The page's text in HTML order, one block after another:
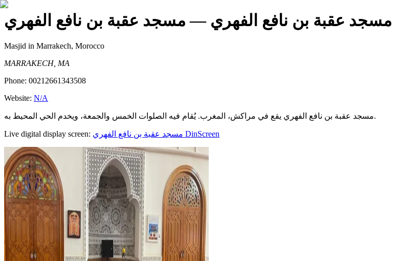
مسجد عقبة بن نافع الفهري — مسجد عقبة بن نافع الفهري
Masjid in Marrakech, Morocco
MARRAKECH, MA
Phone: 00212661343508
Website: N/A
مسجد عقبة بن نافع الفهري يقع في مراكش، المغرب. يُقام فيه الصلوات الخمس والجمعة، ويخدم الحي المحيط به.
Live digital display screen: مسجد عقبة بن نافع الفهري DinScreen